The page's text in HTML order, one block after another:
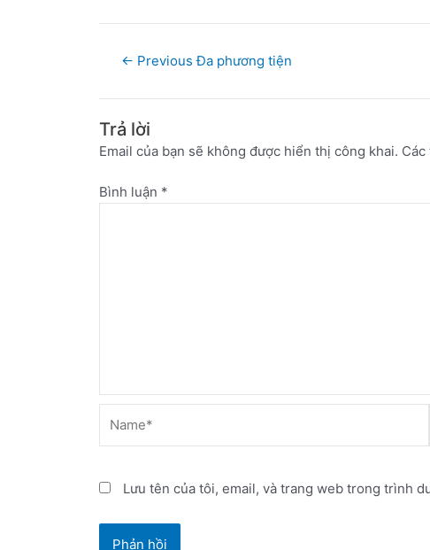
← Previous Đa phương tiện
Trả lời
Email của bạn sẽ không được hiển thị công khai.
Bình luận *
Lưu tên của tôi, email, và trang web trong trình